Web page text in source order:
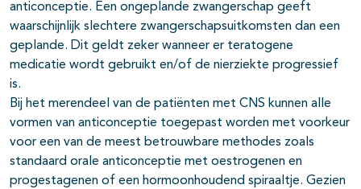
anticonceptie. Een ongeplande zwangerschap geeft
waarschijnlijk slechtere zwangerschapsuitkomsten dan een
geplande. Dit geldt zeker wanneer er teratogene
medicatie wordt gebruikt en/of de nierziekte progressief
is.
Bij het merendeel van de patiënten met CNS kunnen alle
vormen van anticonceptie toegepast worden met voorkeur
voor een van de meest betrouwbare methodes zoals
standaard orale anticonceptie met oestrogenen en
progestagenen of een hormoonhoudend spiraaltje. Gezien